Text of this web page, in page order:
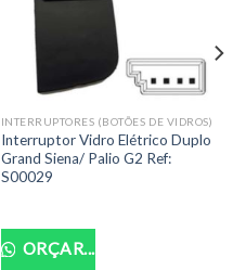
INTERRUPTORES (BOTÕES DE VIDROS)
Interruptor Vidro Elétrico Duplo
Grand Siena/ Palio G2 Ref:
S00029
ORÇAR...